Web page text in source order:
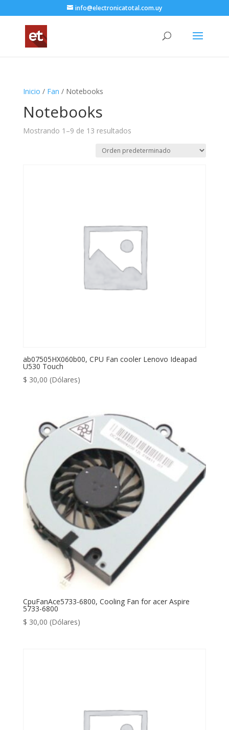
info@electronicatotal.com.uy
Inicio / Fan / Notebooks
Notebooks
Mostrando 1–9 de 13 resultados
ab07505HX060b00, CPU Fan cooler Lenovo Ideapad
U530 Touch
$ 30,00 (Dólares)
CpuFanAce5733-6800, Cooling Fan for acer Aspire
5733-6800
$ 30,00 (Dólares)